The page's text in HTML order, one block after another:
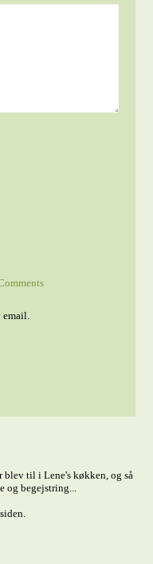
email.
blev til i Lene's køkken, og så
og begejstring...